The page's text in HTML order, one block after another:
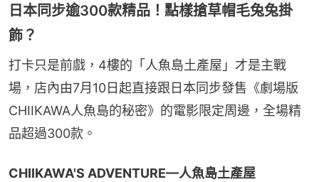
日本同步逾300款精品！點樣搶草帽毛兔兔掛
飾？
打卡只是前戲，4樓的「人魚島土產屋」才是主戰
場，店內由7月10日起直接跟日本同步發售《劇場版
CHIIKAWA人魚島的秘密》的電影限定周邊，全場精
品超過300款。
CHIIKAWA'S ADVENTURE—人魚島土產屋